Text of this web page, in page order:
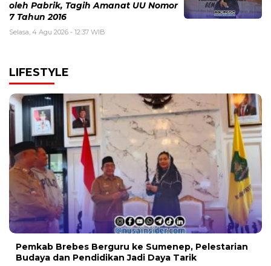
oleh Pabrik, Tagih Amanat UU Nomor
7 Tahun 2016
Selasa, 4 Agu 2026 - 12:37 WIB
LIFESTYLE
Pemkab Brebes Berguru ke Sumenep, Pelestarian
Budaya dan Pendidikan Jadi Daya Tarik